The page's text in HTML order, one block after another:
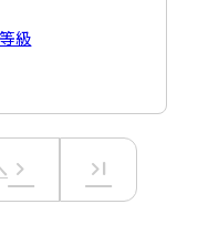
級
keyboard_arrow_right last_page